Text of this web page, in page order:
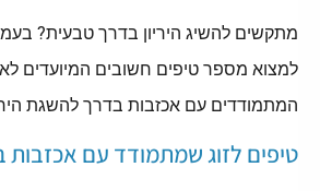
מתקשים להשיג היריון בדרך טבעית?
למצוא מספר טיפים חשובים המיועדים
המתמודדים עם אכזבות בדרך להשגת
טיפים לזוג שמתמודד עם אכזבות